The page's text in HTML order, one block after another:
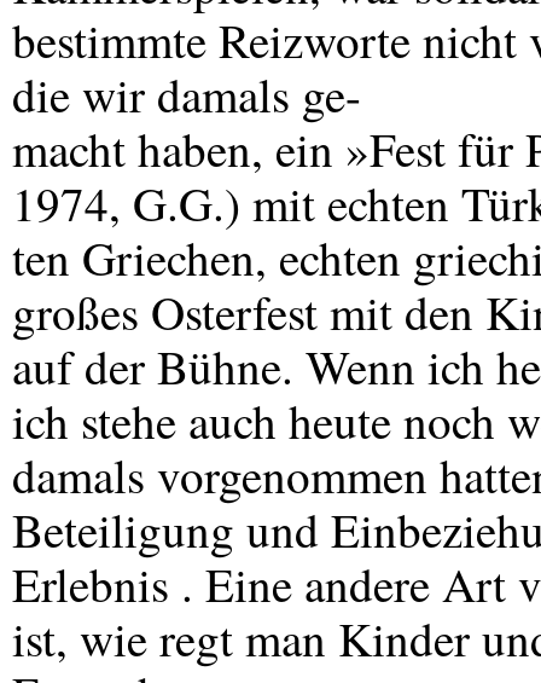
bestimmte Reizworte nicht
die wir damals ge-
macht haben, ein »Fest für
1974, G.G.) mit echten
ten Griechen, echten
großes Osterfest mit den
auf der Bühne. Wenn ich
ich stehe auch heute noch
damals vorgenommen
Beteiligung und
Erlebnis . Eine andere Art
ist, wie regt man Kinder